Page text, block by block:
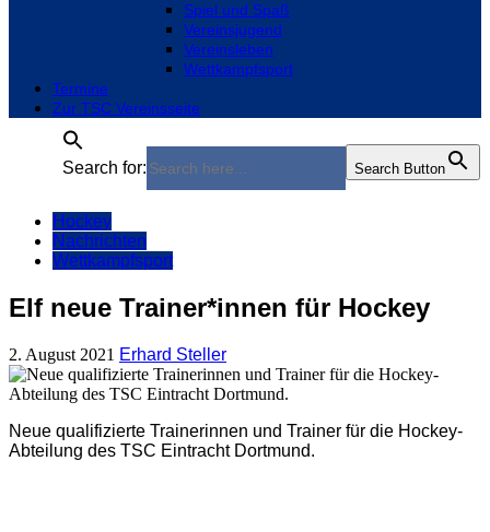
Spiel und Spaß
Vereinsjugend
Vereinsleben
Wettkampfsport
Termine
Zur TSC Vereinsseite
Search for: Search Button
Hockey
Nachrichten
Wettkampfsport
Elf neue Trainer*innen für Hockey
2. August 2021 Erhard Steller
Neue qualifizierte Trainerinnen und Trainer für die Hockey-
Abteilung des TSC Eintracht Dortmund.